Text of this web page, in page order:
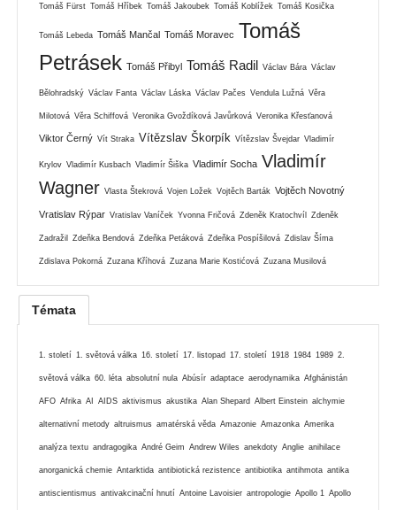
Tomáš Fürst Tomáš Hříbek Tomáš Jakoubek Tomáš Koblížek Tomáš Kosička
Tomáš Lebeda Tomáš Mančal Tomáš Moravec Tomáš
Petrásek Tomáš Přibyl Tomáš Radil Václav Bára Václav
Bělohradský Václav Fanta Václav Láska Václav Pačes Vendula Lužná Věra
Milotová Věra Schiffová Veronika Gvoždíková Javůrková Veronika Křesťanová
Viktor Černý Vít Straka Vítězslav Škorpík Vítězslav Švejdar Vladimír
Krylov Vladimír Kusbach Vladimír Šiška Vladimír Socha Vladimír
Wagner Vlasta Štekrová Vojen Ložek Vojtěch Barták Vojtěch Novotný
Vratislav Rýpar Vratislav Vaníček Yvonna Fričová Zdeněk Kratochvíl Zdeněk
Zadražil Zdeňka Bendová Zdeňka Petáková Zdeňka Pospíšilová Zdislav Šíma
Zdislava Pokorná Zuzana Kříhová Zuzana Marie Kostićová Zuzana Musilová
Témata
1. století 1. světová válka 16. století 17. listopad 17. století 1918 1984 1989 2.
světová válka 60. léta absolutní nula Abúsír adaptace aerodynamika Afghánistán
AFO Afrika AI AIDS aktivismus akustika Alan Shepard Albert Einstein alchymie
alternativní metody altruismus amatérská věda Amazonie Amazonka Amerika
analýza textu andragogika André Geim Andrew Wiles anekdoty Anglie anihilace
anorganická chemie Antarktida antibiotická rezistence antibiotika antihmota antika
antiscientismus antivakcinační hnutí Antoine Lavoisier antropologie Apollo 1 Apollo